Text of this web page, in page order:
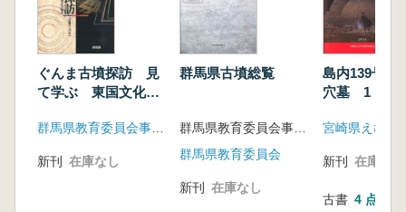
ぐんま古墳探訪 見
て学ぶ 東国文化の
新刊 在庫なし
群馬県古墳総覧
群馬県教育委員会
新刊 在庫なし
島内139号地
穴墓 1
新刊 在庫なし
古書 4 点